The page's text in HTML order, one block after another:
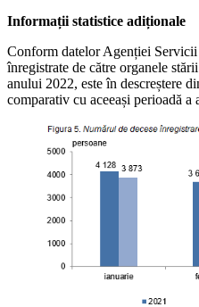
Informații statistice adiționale
Conform datelor Agenției
înregistrate de către organele
anului 2022, este în descreștere
comparativ cu aceeași perioadă